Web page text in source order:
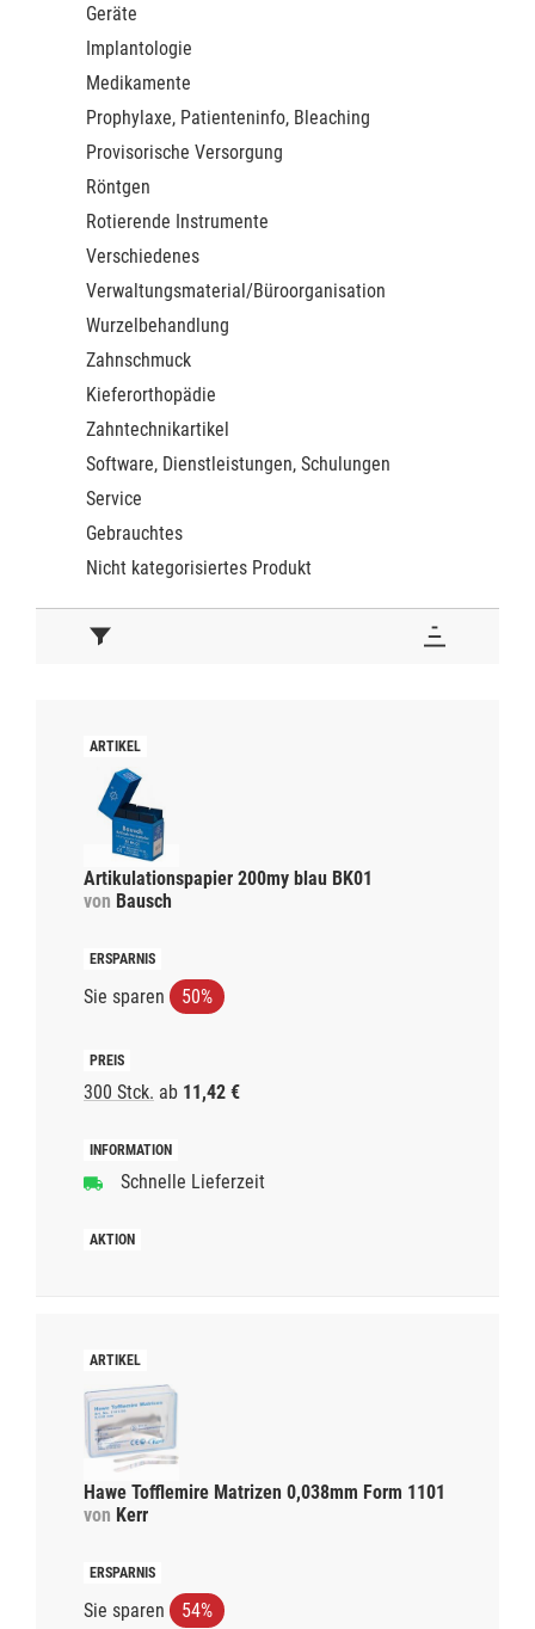
Geräte
Implantologie
Medikamente
Prophylaxe, Patienteninfo, Bleaching
Provisorische Versorgung
Röntgen
Rotierende Instrumente
Verschiedenes
Verwaltungsmaterial/Büroorganisation
Wurzelbehandlung
Zahnschmuck
Kieferorthopädie
Zahntechnikartikel
Software, Dienstleistungen, Schulungen
Service
Gebrauchtes
Nicht kategorisiertes Produkt
Artikulationspapier 200my blau BK01
von Bausch
Sie sparen 50%
300 Stck. ab 11,42 €
Schnelle Lieferzeit
Hawe Tofflemire Matrizen 0,038mm Form 1101
von Kerr
Sie sparen 54%